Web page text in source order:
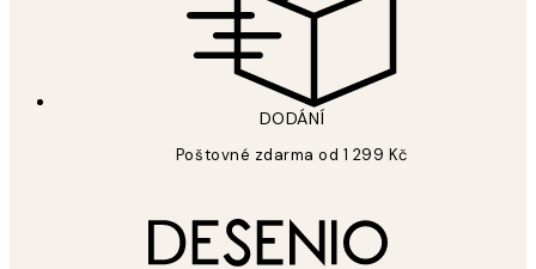
DODÁNÍ
Poštovné zdarma od 1 299 Kč